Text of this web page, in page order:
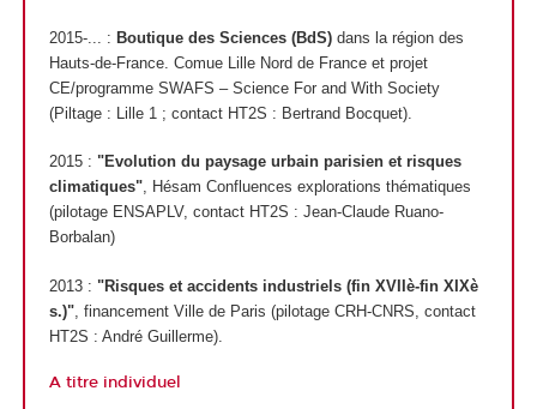
2015-... : Boutique des Sciences (BdS)dans la région des
Hauts-de-France. Comue Lille Nord de France et projet
CE/programme SWAFS – Science For and With Society
(Piltage : Lille 1 ; contact HT2S : Bertrand Bocquet).
2015 : "Evolution du paysage urbain parisien et risques
climatiques", Hésam Confluences explorations thématiques
(pilotage ENSAPLV, contact HT2S : Jean-Claude Ruano-
Borbalan)
2013 : "Risques et accidents industriels (fin XVIIè-fin XIXè
s.)", financement Ville de Paris (pilotage CRH-CNRS, contact
HT2S : André Guillerme).
A titre individuel